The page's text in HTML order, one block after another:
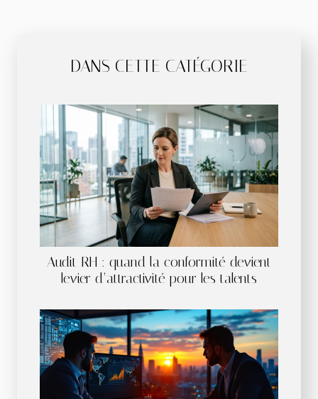
DANS CETTE CATÉGORIE
Audit RH : quand la conformité devient
levier d’attractivité pour les talents